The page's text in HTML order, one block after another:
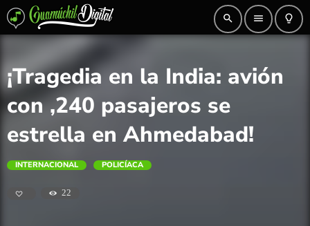
search menu lightbulb_outline
¡Tragedia en la India: avión
con ,240 pasajeros se
estrella en Ahmedabad!
INTERNACIONAL POLICÍACA
22